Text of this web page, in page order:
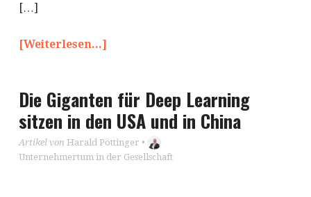
[…]
[Weiterlesen...]
Die Giganten für Deep Learning
sitzen in den USA und in China
Artikel von Harald Pöttinger •
Unternehmertum in der Gesellschaft